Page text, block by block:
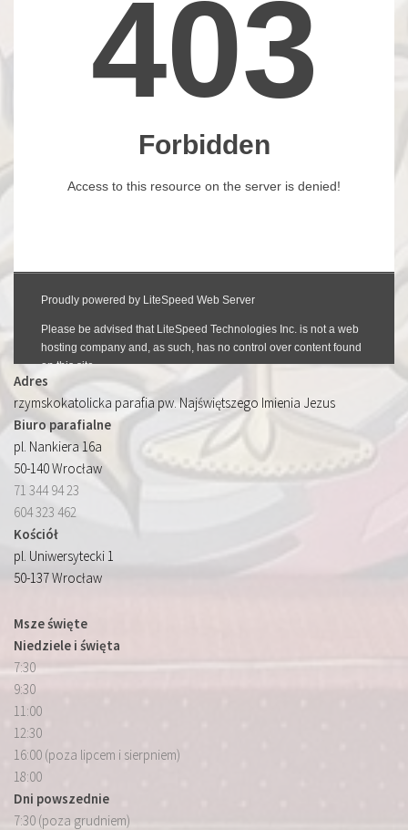
Adres
rzymskokatolicka parafia pw. Najświętszego Imienia Jezus
Biuro parafialne
pl. Nankiera 16a
50-140 Wrocław
71 344 94 23
604 323 462
Kościół
pl. Uniwersytecki 1
50-137 Wrocław
Msze święte
Niedziele i święta
7:30
9:30
11:00
12:30
16:00 (poza lipcem i sierpniem)
18:00
Dni powszednie
7:30 (poza grudniem)